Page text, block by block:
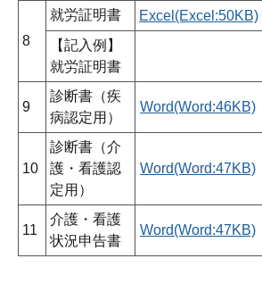
8
就労証明書 Excel(Excel:50KB)
【記入例】
就労証明書
9
診断書（疾
病認定用）
Word(Word:46KB)
10
診断書（介
護・看護認
定用）
Word(Word:47KB)
11
介護・看護
状況申告書
Word(Word:47KB)